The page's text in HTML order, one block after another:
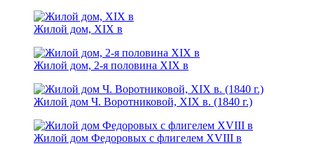
Жилой дом, XIX в
Жилой дом, 2-я половина XIХ в
Жилой дом Ч. Воротниковой, XIX в. (1840 г.)
Жилой дом Федоровых с флигелем XVIII в